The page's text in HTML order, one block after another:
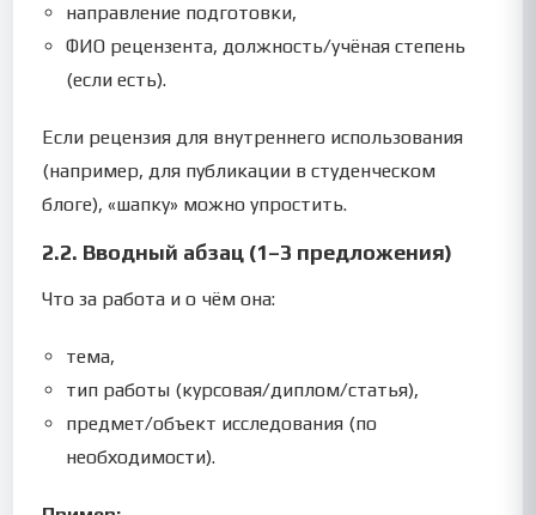
направление подготовки,
ФИО рецензента, должность/учёная степень
(если есть).
Если рецензия для внутреннего использования
(например, для публикации в студенческом
блоге), «шапку» можно упростить.
2.2. Вводный абзац (1–3 предложения)
Что за работа и о чём она:
тема,
тип работы (курсовая/диплом/статья),
предмет/объект исследования (по
необходимости).